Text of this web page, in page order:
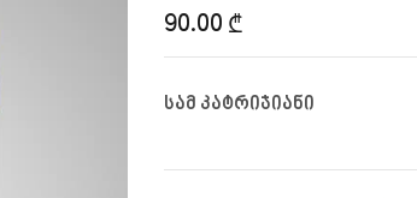
90.00 ₾
სამ კატრიჯიანი